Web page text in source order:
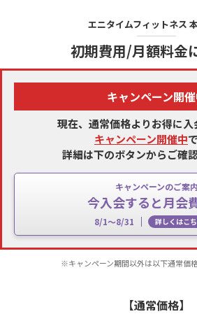
エニタイムフィットネス
初期費用/月額料金
キャンペーン開
現在、通常価格よりお得に入
キャンペーン開催中
詳細は下のボタンからご確
キャンペーンのご案内
今入会すると月会
8/1～8/31 詳しくはこ
※キャンペーン期間以外は以下通常価
【通常価格】